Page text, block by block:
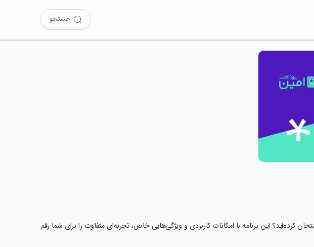
جستجو
کرده‌اید؟ این برنامه با امکانات کاربردی و ویژگی‌هایی خاص، تجربه‌ای متفاوت را برای شما رقم